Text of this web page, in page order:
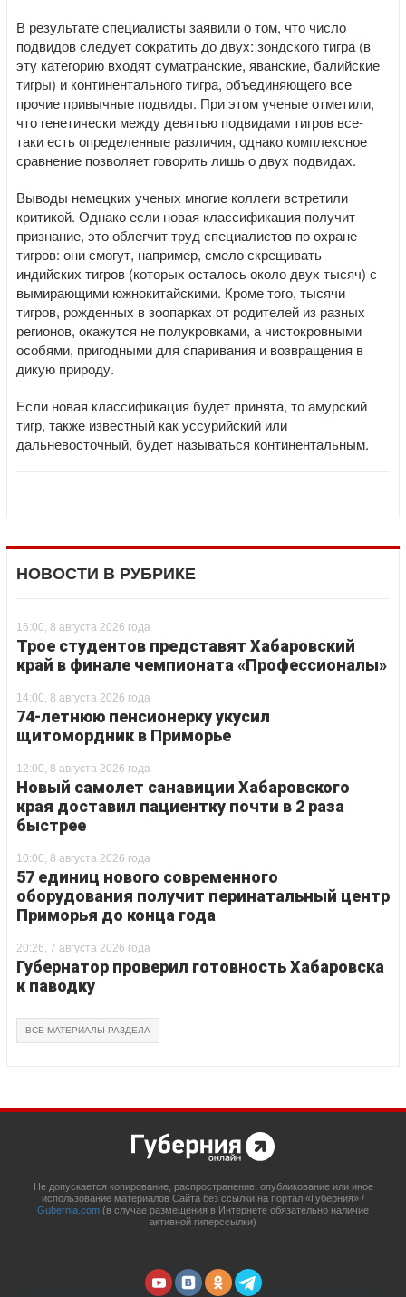
В результате специалисты заявили о том, что число
подвидов следует сократить до двух: зондского тигра (в
эту категорию входят суматранские, яванские, балийские
тигры) и континентального тигра, объединяющего все
прочие привычные подвиды. При этом ученые отметили,
что генетически между девятью подвидами тигров все-
таки есть определенные различия, однако комплексное
сравнение позволяет говорить лишь о двух подвидах.
Выводы немецких ученых многие коллеги встретили
критикой. Однако если новая классификация получит
признание, это облегчит труд специалистов по охране
тигров: они смогут, например, смело скрещивать
индийских тигров (которых осталось около двух тысяч) с
вымирающими южнокитайскими. Кроме того, тысячи
тигров, рожденных в зоопарках от родителей из разных
регионов, окажутся не полукровками, а чистокровными
особями, пригодными для спаривания и возвращения в
дикую природу.
Если новая классификация будет принята, то амурский
тигр, также известный как уссурийский или
дальневосточный, будет называться континентальным.
НОВОСТИ В РУБРИКЕ
16:00, 8 августа 2026 года
Трое студентов представят Хабаровский
край в финале чемпионата «Профессионалы»
14:00, 8 августа 2026 года
74-летнюю пенсионерку укусил
щитомордник в Приморье
12:00, 8 августа 2026 года
Новый самолет санавиции Хабаровского
края доставил пациентку почти в 2 раза
быстрее
10:00, 8 августа 2026 года
57 единиц нового современного
оборудования получит перинатальный центр
Приморья до конца года
20:26, 7 августа 2026 года
Губернатор проверил готовность Хабаровска
к паводку
ВСЕ МАТЕРИАЛЫ РАЗДЕЛА
Не допускается копирование, распространение, опубликование или иное
использование материалов Сайта без ссылки на портал «Губерния» /
Gubernia.com (в случае размещения в Интернете обязательно наличие
активной гиперссылки)